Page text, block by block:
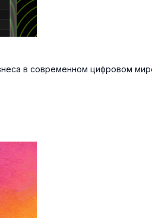
в современном цифровом